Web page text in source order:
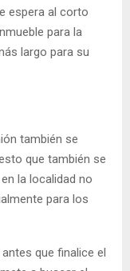
espera al corto
para la
largo para su
también se
que también se
la localidad no
para los
que finalice el